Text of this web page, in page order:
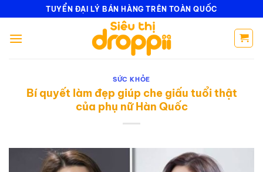
qua
nội
TUYỂN ĐẠI LÝ BÁN HÀNG TRÊN TOÀN QUỐC
SỨC KHỎE
Bí quyết làm đẹp giúp che giấu tuổi thật
của phụ nữ Hàn Quốc